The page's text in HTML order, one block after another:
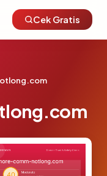
Cek Gratis